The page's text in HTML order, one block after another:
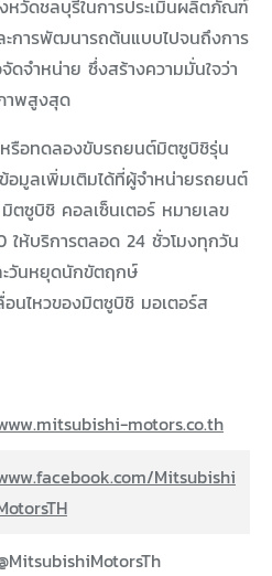
หวัดชลบุรีในการประเมินผลิตภัณฑ์
การพัฒนารถต้นแบบไปจนถึงการ
จำหน่าย ซึ่งสร้างความมั่นใจว่า
าพสูงสุด
รือทดลองขับรถยนต์มิตซูบิชิรุ่น
มูลเพิ่มเติมได้ที่ผู้จำหน่ายรถยนต์
ตซูบิชิ คอลเซ็นเตอร์ หมายเลข
ห้บริการตลอด 24 ชั่วโมงทุกวัน
ะวันหยุดนักขัตฤกษ์
นไหวของมิตซูบิชิ มอเตอร์ส
motors.co.th
Mitsubishi